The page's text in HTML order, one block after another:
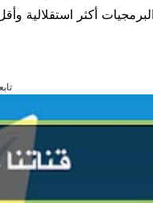
أكثر استقلالية